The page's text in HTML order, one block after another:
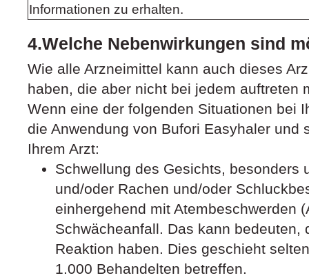
Informationen zu erhalten.
4.Welche Nebenwirkungen sind
Wie alle Arzneimittel kann auch dieses
haben, die aber nicht bei jedem auftreten
Wenn eine der folgenden Situationen bei
die Anwendung von Bufori Easyhaler und
Ihrem Arzt:
Schwellung des Gesichts, besonders
und/oder Rachen und/oder
einhergehend mit Atembeschwerden
Schwächeanfall. Das kann bedeuten,
Reaktion haben. Dies geschieht
1.000 Behandelten betreffen.